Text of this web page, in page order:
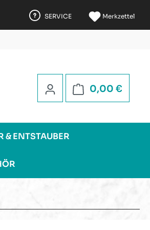
SERVICE Merkzettel
0,00 €
& ENTSTAUBER